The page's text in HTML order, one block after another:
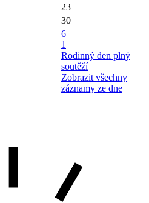
23
30
6
1
Rodinný den plný
soutěží
Zobrazit všechny
záznamy ze dne